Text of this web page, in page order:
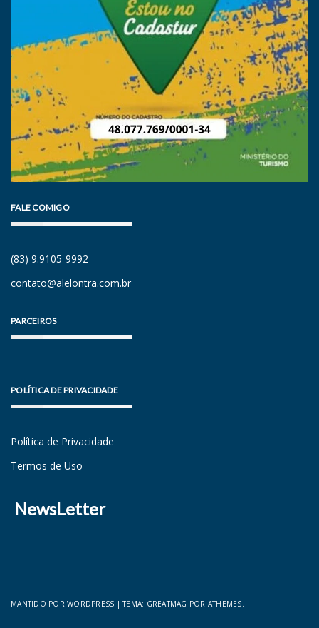
FALE COMIGO
(83) 9.9105-9992
contato@alelontra.com.br
PARCEIROS
POLÍTICA DE PRIVACIDADE
Política de Privacidade
Termos de Uso
NewsLetter
MANTIDO POR WORDPRESS |TEMA: GREATMAG POR ATHEMES.